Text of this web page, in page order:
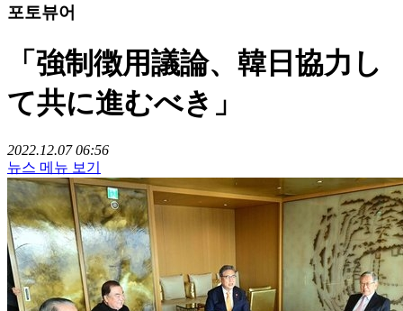
포토뷰어
「強制徴用議論、韓日協力し
て共に進むべき」
2022.12.07 06:56
뉴스 메뉴 보기